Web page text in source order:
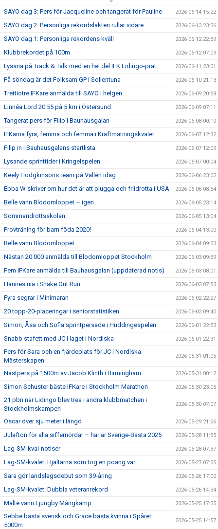
SAYO dag 3: Pers för Jacqueline och tangerat för Pauline 2026-06-14 15:22
SAYO dag 2: Personliga rekordslakten rullar vidare 2026-06-13 23:36
SAYO dag 1: Personliga rekordens kväll 2026-06-12 22:59
Klubbrekordet på 100m 2026-06-12 07:09
Lyssna på Track & Talk med en hel del IFK Lidingö-prat 2026-06-11 23:01
På söndag är det Folksam GP i Sollentuna 2026-06-10 21:13
Trettiotre IFKare anmälda till SAYO i helgen 2026-06-09 20:58
Linnéa Lord 20:55 på 5 km i Östersund 2026-06-09 07:11
Tangerat pers för Filip i Bauhausgalan 2026-06-08 00:10
IFKarna fyra, femma och femma i Kraftmätningskvalet 2026-06-07 12:32
Filip in i Bauhausgalans startlista 2026-06-07 12:09
Lysande sprinttider i Kringelspelen 2026-06-07 00:04
Keely Hodgkinsons team på Vallen idag 2026-06-06 23:02
Ebba W skriver om hur det är att plugga och friidrotta i USA 2026-06-06 08:54
Belle vann Blodomloppet – igen 2026-06-05 23:14
Sommaridrottsskolan 2026-06-05 13:04
Provträning för barn föda 2020! 2026-06-04 13:00
Belle vann Blodomloppet 2026-06-04 09:33
Nästan 20 000 anmälda till Blodomloppet Stockholm 2026-06-03 09:59
Fem IFKare anmälda till Bauhausgalan (uppdaterad notis) 2026-06-03 08:01
Hannes nia i Shake Out Run 2026-06-03 07:53
Fyra segrar i Minimaran 2026-06-02 22:27
20 topp-20-placeringar i seniorstatistiken 2026-06-02 09:40
Simon, Åsa och Sofia sprintpersade i Huddingespelen 2026-06-01 22:53
Snabb stafett med JC i laget i Nordiska 2026-06-01 22:31
Pers för Sara och en fjärdeplats för JC i Nordiska
Mästerskapen
2026-05-31 01:05
Nästpers på 1500m av Jacob Klinth i Birmingham 2026-05-31 00:12
Simon Schuster bäste IFKare i Stockholm Marathon 2026-05-30 23:05
21 pbn när Lidingö blev trea i andra klubbmatchen i
Stockholmskampen
2026-05-30 07:07
Oscar över sju meter i längd 2026-05-29 21:26
Julafton för alla siffernördar – här är Sverige-Bästa 2025 2026-05-28 11:55
Lag-SM-kval-notiser 2026-05-28 07:37
Lag-SM-kvalet: Hjältarna som tog en poäng var 2026-05-27 07:35
Sara gör landslagsdebut som 39-åring 2026-05-26 17:00
Lag-SM-kvalet: Dubbla veteranrekord 2026-05-26 14:34
Malte vann Ljungby Mångkamp 2026-05-25 17:35
Sebbe bästa svensk och Grace bästa kvinna i Spåret
5000m
2026-05-25 14:57